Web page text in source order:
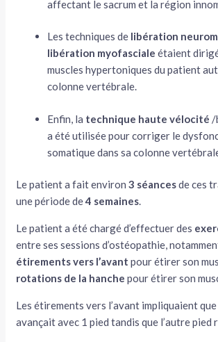
affectant le sacrum et la région
Les techniques de libération
libération myofasciale étaient
muscles hypertoniques du patient
colonne vertébrale.
Enfin, la technique haute vélocité /
a été utilisée pour corriger le
somatique dans sa colonne
Le patient a fait environ3 séancesde ces
une période de4 semaines.
Le patient a été chargé d’effectuer des
entre ses sessions d’ostéopathie,
étirements vers l’avant pour étirer son
rotations de la hanche pour étirer son
Les étirements vers l’avant impliquaient
avançait avec 1 pied tandis que l’autre pied